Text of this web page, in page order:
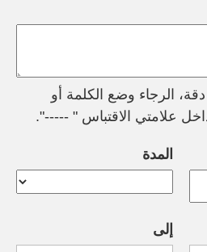
الرجاء وضع الكلمة أو
علامتي الاقتباس " -----".
المدة
إلى